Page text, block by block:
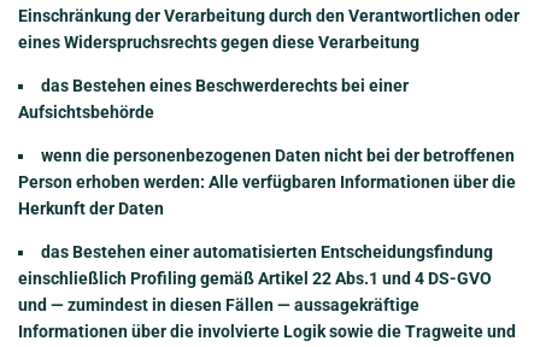
Einschränkung der Verarbeitung durch den Verantwortlichen oder
eines Widerspruchsrechts gegen diese Verarbeitung
das Bestehen eines Beschwerderechts bei einer
Aufsichtsbehörde
wenn die personenbezogenen Daten nicht bei der betroffenen
Person erhoben werden: Alle verfügbaren Informationen über die
Herkunft der Daten
das Bestehen einer automatisierten Entscheidungsfindung
einschließlich Profiling gemäß Artikel 22 Abs.1 und 4 DS-GVO
und — zumindest in diesen Fällen — aussagekräftige
Informationen über die involvierte Logik sowie die Tragweite und